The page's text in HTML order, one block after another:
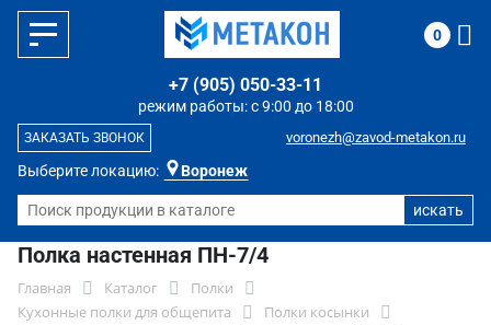
Выберите локацию: Воронеж
режим работы: с 9:00 до 18:00
+7 (905) 050-33-11
voronezh@zavod-metakon.ru
ЗАКАЗАТЬ ЗВОНОК
0
Полка настенная ПН-7/4
Главная Каталог
Полки
Кухонные полки для общепита
Полки косынки